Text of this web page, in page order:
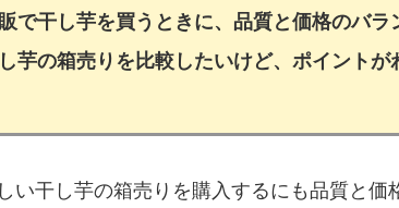
で干し芋を買うときに、品質と価格のバ
芋の箱売りを比較したいけど、ポイントが
い干し芋の箱売りを購入するにも品質と